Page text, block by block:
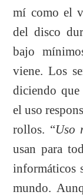
mí como el
del disco
bajo
viene. Los
diciendo
el uso
rollos. “Uso
usan para
informáticos
mundo.